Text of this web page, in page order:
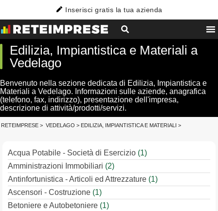
Inserisci gratis la tua azienda
Edilizia, Impiantistica e Materiali a
Vedelago
Benvenuto nella sezione dedicata di Edilizia, Impiantistica e
Materiali a Vedelago. Informazioni sulle aziende, anagrafica
(telefono, fax, indirizzo), presentazione dell'impresa,
descrizione di attività/prodotti/servizi.
RETEIMPRESE > VEDELAGO > EDILIZIA, IMPIANTISTICA E MATERIALI >
Acqua Potabile - Società di Esercizio (1)
Amministrazioni Immobiliari (2)
Antinfortunistica - Articoli ed Attrezzature (1)
Ascensori - Costruzione (1)
Betoniere e Autobetoniere (1)